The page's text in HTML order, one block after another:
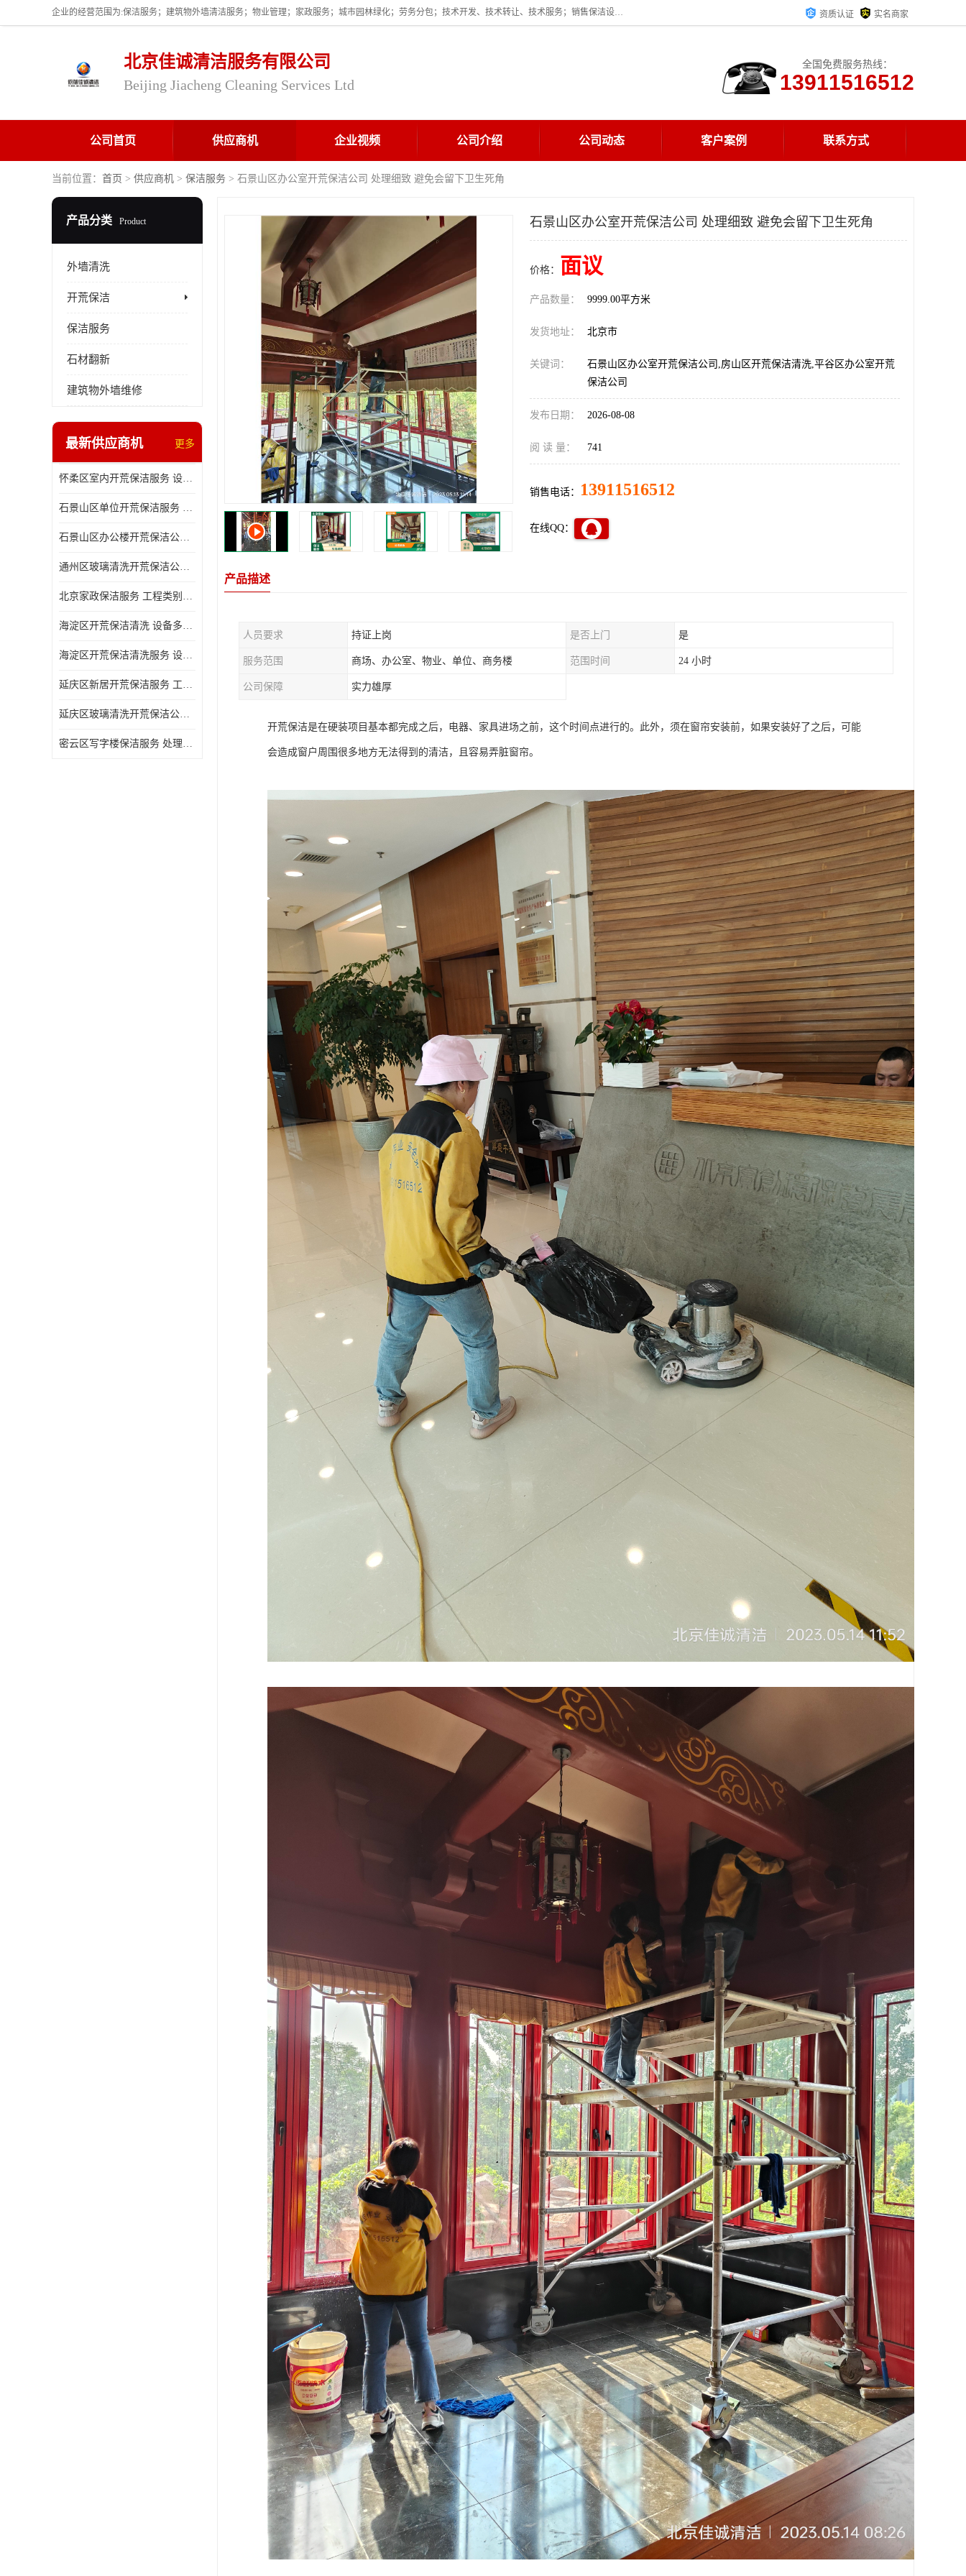
企业的经营范围为:保洁服务；建筑物外墙清洁服务；物业管理；家政服务；城市园林绿化；劳务分包；技术开发、技术转让、技术服务；销售保洁设备、卫生用品、化工产品（不含危险化学品及一类易制毒化学品）、日用品、办公设备、建筑材料、装饰材料；图文设计；清洁服务（不含餐具消毒）；中央空调维修；工程设计；施工总承包；专业承包。 资质认证 实名商家
北京佳诚清洁服务有限公司
Beijing Jiacheng Cleaning Services Ltd
全国免费服务热线：
13911516512
公司首页 供应商机 企业视频 公司介绍 公司动态 客户案例 联系方式
当前位置： 首页 > 供应商机 > 保洁服务 > 石景山区办公室开荒保洁公司 处理细致 避免会留下卫生死角
产品分类 Product
外墙清洗
开荒保洁
保洁服务
石材翻新
建筑物外墙维修
最新供应商机 更多
怀柔区室内开荒保洁服务 设备多样 减轻日后打理工作
石景山区单位开荒保洁服务 省心省力 便于人员尽快入住
石景山区办公楼开荒保洁公司 设备多样 清洁知识全面
通州区玻璃清洗开荒保洁公司电话 省心省力 有效消除隐患
北京家政保洁服务 工程类别多 有效消除隐患
海淀区开荒保洁清洗 设备多样 避免会留下卫生死角
海淀区开荒保洁清洗服务 设备多样 清洁知识全面
延庆区新居开荒保洁服务 工程类别多 避免会留下卫生死角
延庆区玻璃清洗开荒保洁公司电话 处理细致 清洁知识全面
密云区写字楼保洁服务 处理细致 避免会留下卫生死角
石景山区办公室开荒保洁公司 处理细致 避免会留下卫生死角
价格： 面议
产品数量： 9999.00平方米
发货地址： 北京市
关键词：
石景山区办公室开荒保洁公司,房山区开荒保洁清洗,平谷区办公室开荒
保洁公司
发布日期： 2026-08-08
阅 读 量： 741
销售电话： 13911516512
在线QQ：
产品描述
人员要求 持证上岗 是否上门 是
服务范围 商场、办公室、物业、单位、商务楼 范围时间 24 小时
公司保障 实力雄厚
开荒保洁是在硬装项目基本都完成之后，电器、家具进场之前，这个时间点进行的。此外，须在窗帘安装前，如果安装好了之后，可能
会造成窗户周围很多地方无法得到的清洁，且容易弄脏窗帘。